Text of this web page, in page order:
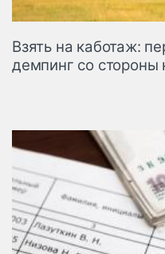
Взять на каботаж:
демпинг со стороны